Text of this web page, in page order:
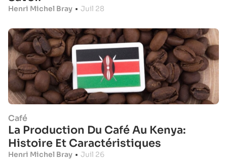
Henri Michel Bray • Juil 28
Café
La Production Du Café Au Kenya:
Histoire Et Caractéristiques
Henri Michel Bray • Juil 26